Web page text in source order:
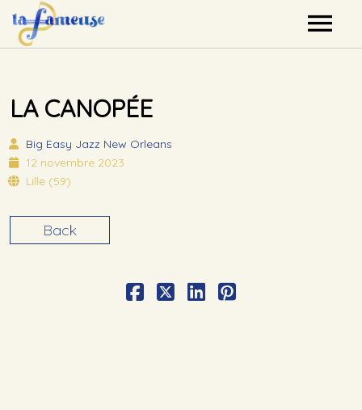
Agenda
Label
LA CANOPÉE
Big Easy Jazz New Orleans
12 novembre 2023
Lille (59)
Back